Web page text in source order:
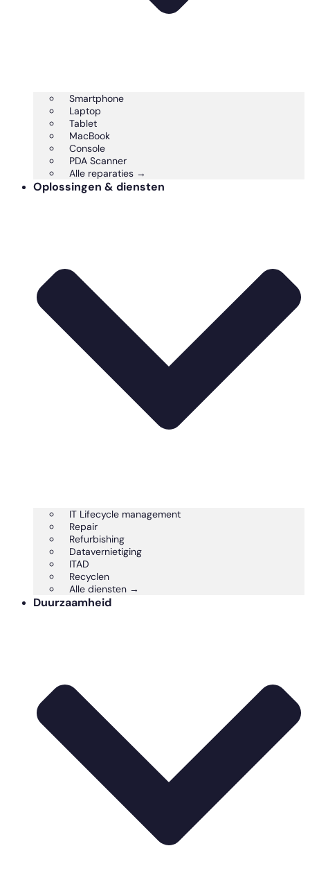
Smartphone
Laptop
Tablet
MacBook
Console
PDA Scanner
Alle reparaties →
Oplossingen & diensten
IT Lifecycle management
Repair
Refurbishing
Datavernietiging
ITAD
Recyclen
Alle diensten →
Duurzaamheid